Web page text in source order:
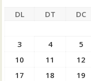
DL DT DC
3
4 5
10
11 12
17
18 19